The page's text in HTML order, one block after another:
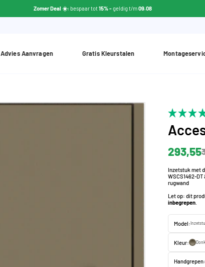
Zomer Deal ☀️: bespaar tot15% -geldig t/m09.08
Advies Aanvragen Gratis Kleurstalen
293,55
Inzetstuk met
WSCS1462-
rugwand
Let op: dit
inbegrepen
Model:
Kleur: